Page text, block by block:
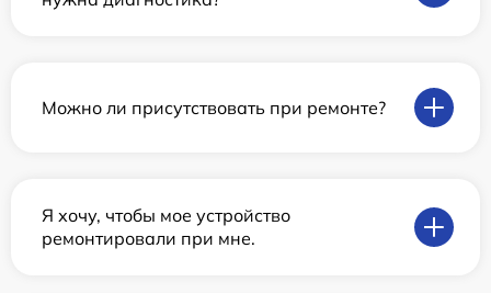
Можно ли присутствовать при ремонте?
Я хочу, чтобы мое устройство
ремонтировали при мне.